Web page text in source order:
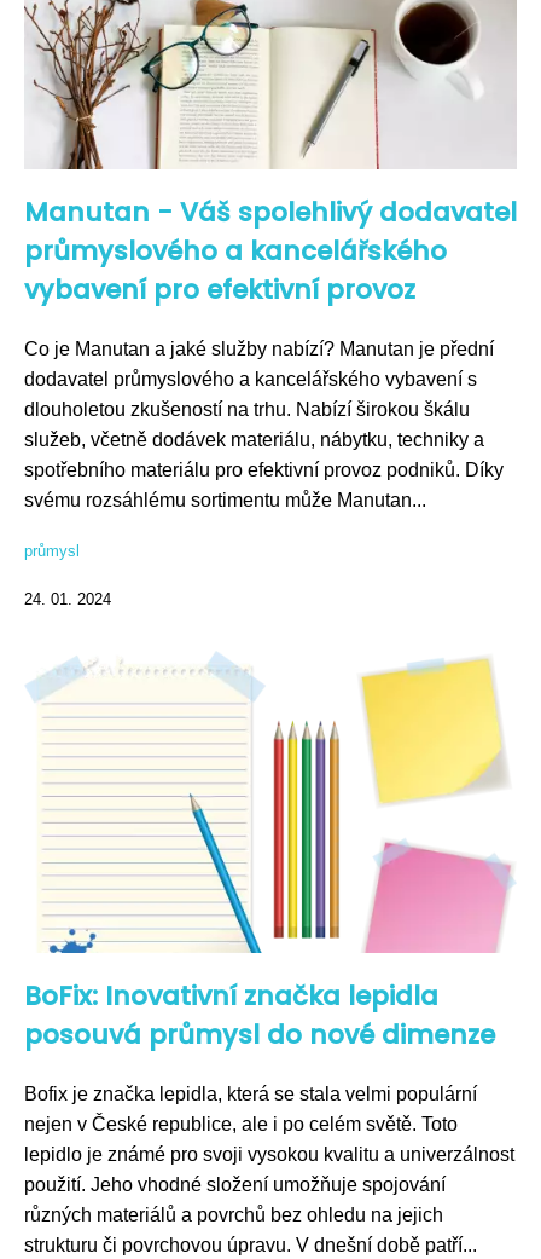
Manutan - Váš spolehlivý dodavatel
průmyslového a kancelářského
vybavení pro efektivní provoz
Co je Manutan a jaké služby nabízí? Manutan je přední
dodavatel průmyslového a kancelářského vybavení s
dlouholetou zkušeností na trhu. Nabízí širokou škálu
služeb, včetně dodávek materiálu, nábytku, techniky a
spotřebního materiálu pro efektivní provoz podniků. Díky
svému rozsáhlému sortimentu může Manutan...
průmysl
24. 01. 2024
BoFix: Inovativní značka lepidla
posouvá průmysl do nové dimenze
Bofix je značka lepidla, která se stala velmi populární
nejen v České republice, ale i po celém světě. Toto
lepidlo je známé pro svoji vysokou kvalitu a univerzálnost
použití. Jeho vhodné složení umožňuje spojování
různých materiálů a povrchů bez ohledu na jejich
strukturu či povrchovou úpravu. V dnešní době patří...